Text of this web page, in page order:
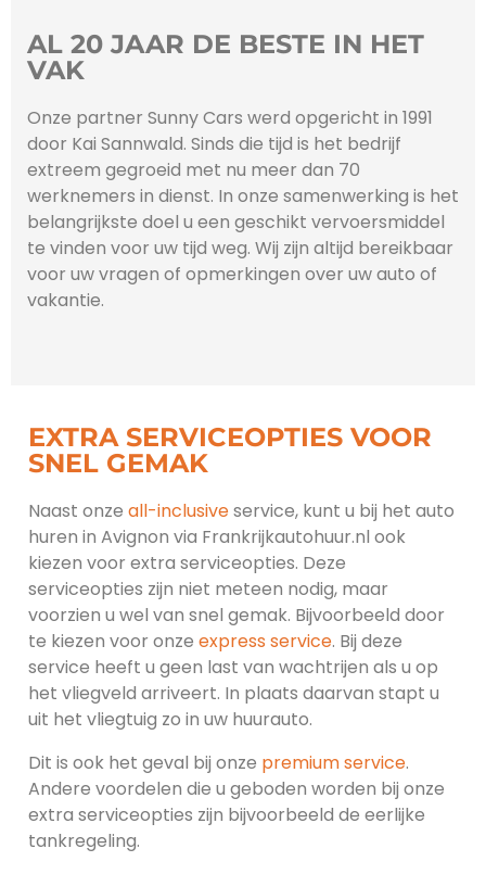
AL 20 JAAR DE BESTE IN HET
VAK
Onze partner Sunny Cars werd opgericht in 1991
door Kai Sannwald. Sinds die tijd is het bedrijf
extreem gegroeid met nu meer dan 70
werknemers in dienst. In onze samenwerking is het
belangrijkste doel u een geschikt vervoersmiddel
te vinden voor uw tijd weg. Wij zijn altijd bereikbaar
voor uw vragen of opmerkingen over uw auto of
vakantie.
EXTRA SERVICEOPTIES VOOR
SNEL GEMAK
Naast onze all-inclusiveservice, kunt u bij het auto
huren in Avignon via Frankrijkautohuur.nl ook
kiezen voor extra serviceopties. Deze
serviceopties zijn niet meteen nodig, maar
voorzien u wel van snel gemak. Bijvoorbeeld door
te kiezen voor onze express service. Bij deze
service heeft u geen last van wachtrijen als u op
het vliegveld arriveert. In plaats daarvan stapt u
uit het vliegtuig zo in uw huurauto.
Dit is ook het geval bij onze premium service.
Andere voordelen die u geboden worden bij onze
extra serviceopties zijn bijvoorbeeld de eerlijke
tankregeling.